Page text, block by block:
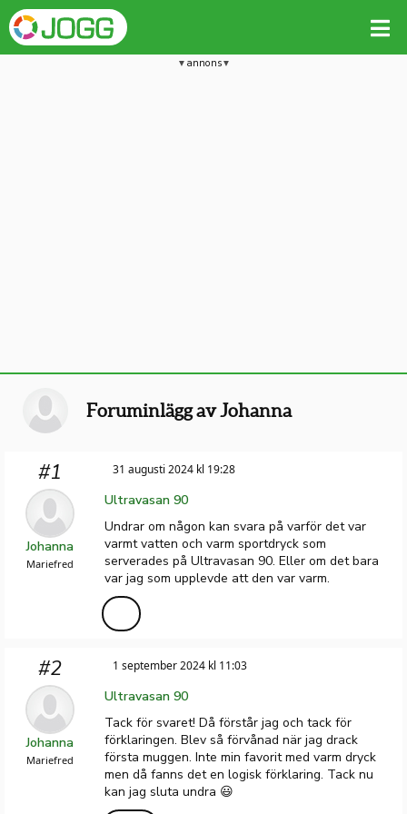
annons
Foruminlägg av Johanna
#1
Johanna
Mariefred
31 augusti 2024 kl 19:28
Ultravasan 90
Undrar om någon kan svara på varför det var
varmt vatten och varm sportdryck som
serverades på Ultravasan 90. Eller om det bara
var jag som upplevde att den var varm.
#2
Johanna
Mariefred
1 september 2024 kl 11:03
Ultravasan 90
Tack för svaret! Då förstår jag och tack för
förklaringen. Blev så förvånad när jag drack
första muggen. Inte min favorit med varm dryck
men då fanns det en logisk förklaring. Tack nu
kan jag sluta undra 😃